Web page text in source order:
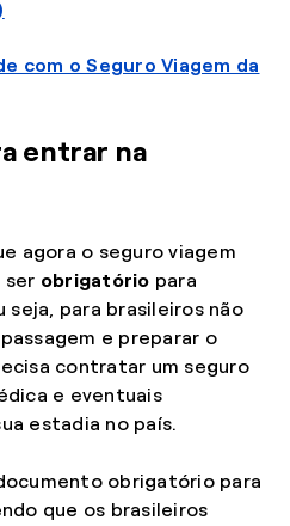
com o Seguro Viagem da
entrar na
agora o seguro viagem
ser obrigatório para
para brasileiros não
e preparar o
contratar um seguro
e eventuais
estadia no país.
obrigatório para
que os brasileiros